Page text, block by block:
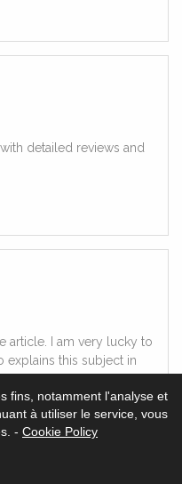
detailed reviews and
article. I am very lucky to
explains this subject in
fins, notamment l'analyse et
à utiliser le service, vous
- Cookie Policy